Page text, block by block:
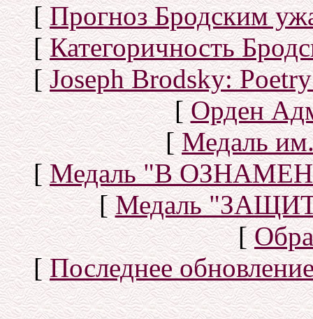
[Прогноз Бродским
[Категоричность
[Joseph Brodsky:
[Орден
[Медаль
[Медаль "В
[Медаль
[
[Последнее